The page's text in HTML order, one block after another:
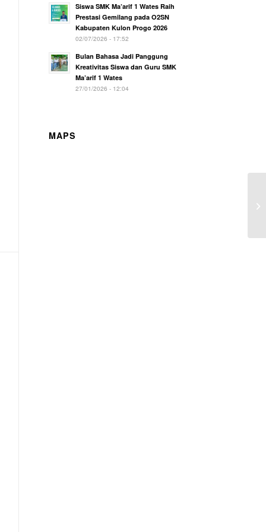
Siswa SMK Ma’arif 1 Wates Raih
Prestasi Gemilang pada O2SN
Kabupaten Kulon Progo 2026
02/07/2026 - 17:52
Bulan Bahasa Jadi Panggung
Kreativitas Siswa dan Guru SMK
Ma’arif 1 Wates
27/01/2026 - 12:04
MAPS
X